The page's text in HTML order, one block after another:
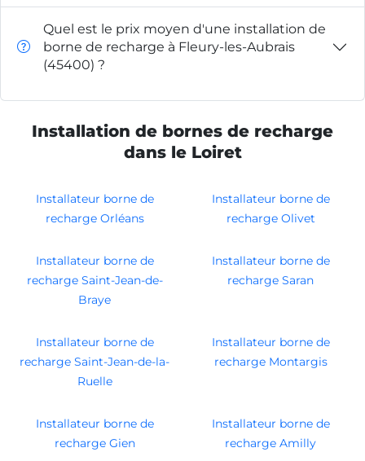
Quel est le prix moyen d'une installation de
borne de recharge à Fleury-les-Aubrais
(45400) ?
Installation de bornes de recharge
dans le Loiret
Installateur borne de
recharge Orléans
Installateur borne de
recharge Olivet
Installateur borne de
recharge Saint-Jean-de-
Braye
Installateur borne de
recharge Saran
Installateur borne de
recharge Saint-Jean-de-la-
Ruelle
Installateur borne de
recharge Montargis
Installateur borne de
recharge Gien
Installateur borne de
recharge Amilly